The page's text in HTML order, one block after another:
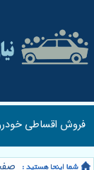
فروش اقساطی